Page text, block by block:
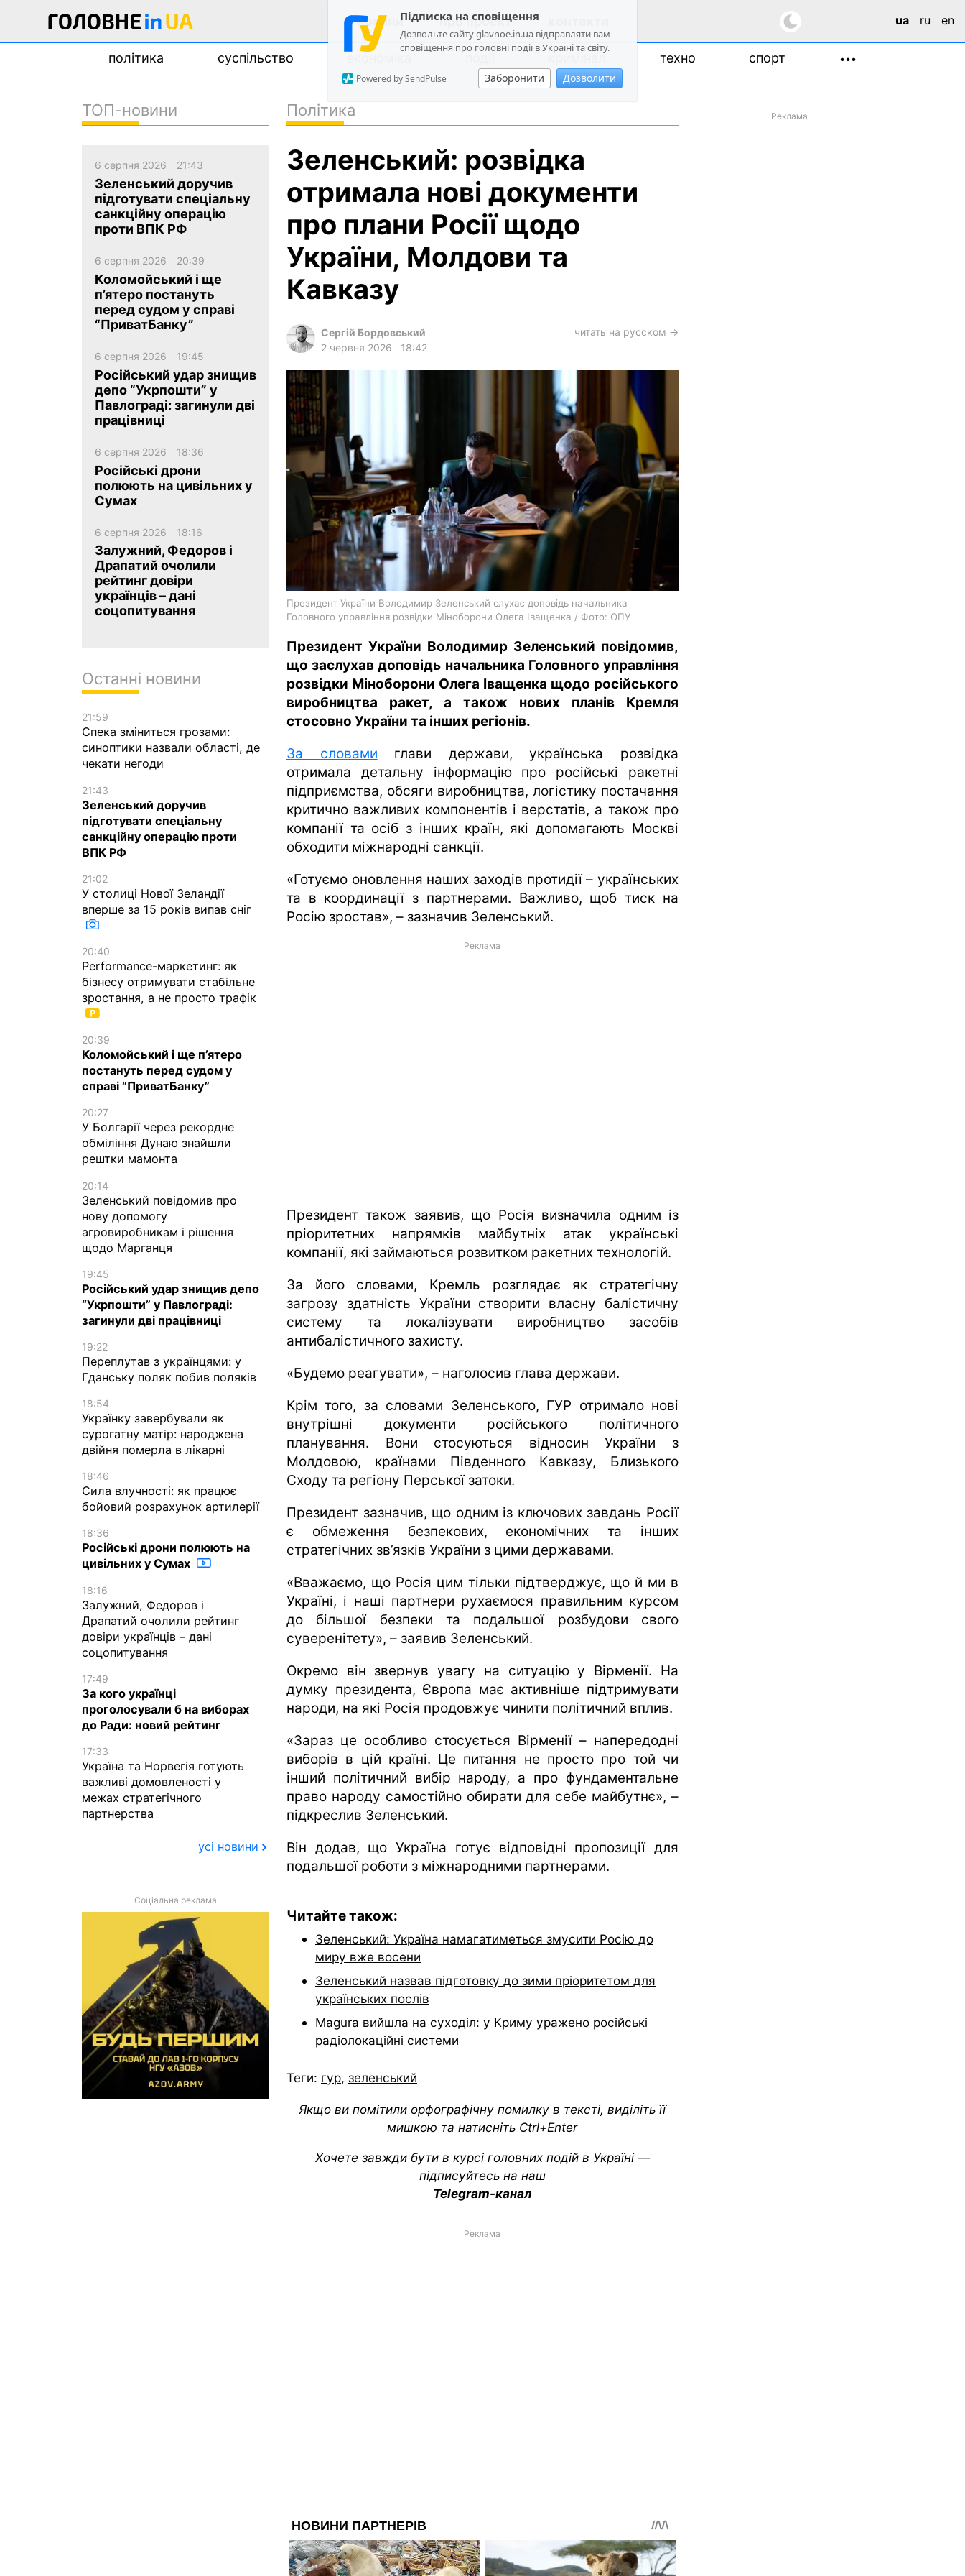
Підписка на сповіщення
Дозвольте сайту glavnoe.in.ua відправляти вам
сповіщення про головні події в Україні та світу.
Заборонити Дозволити
Powered by SendPulse
новини про проєкт ua ru en
політика суспільство кримінал техно спорт •••
політика
суспільство
події
кримінал
техно
en
Політика
Зеленський: розвідка
отримала нові документи
про плани Росії щодо
України, Молдови та
Кавказу
Сергій Бордовський
2 червня 2026
18:42
читать на русском →
Президент України Володимир Зеленський слухає доповідь начальника
Головного управління розвідки Міноборони Олега Іващенка / Фото: ОПУ
Президент України Володимир Зеленський повідомив,
що заслухав доповідь начальника Головного управління
розвідки Міноборони Олега Іващенка щодо російського
виробництва ракет, а також нових планів Кремля
стосовно України та інших регіонів.
За словами глави держави, українська розвідка
отримала детальну інформацію про російські ракетні
підприємства, обсяги виробництва, логістику постачання
критично важливих компонентів і верстатів, а також про
компанії та осіб з інших країн, які допомагають Москві
обходити міжнародні санкції.
«Готуємо оновлення наших заходів протидії – українських
та в координації з партнерами. Важливо, щоб тиск на
Росію зростав», – зазначив Зеленський.
Реклама
Президент також заявив, що Росія визначила одним із
пріоритетних напрямків майбутніх атак українські
компанії, які займаються розвитком ракетних технологій.
За його словами, Кремль розглядає як стратегічну
загрозу здатність України створити власну балістичну
систему та локалізувати виробництво засобів
антибалістичного захисту.
«Будемо реагувати», – наголосив глава держави.
Крім того, за словами Зеленського, ГУР отримало нові
внутрішні документи російського політичного
планування. Вони стосуються відносин України з
Молдовою, країнами Південного Кавказу, Близького
Сходу та регіону Перської затоки.
Президент зазначив, що одним із ключових завдань Росії
є обмеження безпекових, економічних та інших
стратегічних зв’язків України з цими державами.
«Вважаємо, що Росія цим тільки підтверджує, що й ми в
Україні, і наші партнери рухаємося правильним курсом
до більшої безпеки та подальшої розбудови свого
суверенітету», – заявив Зеленський.
Окремо він звернув увагу на ситуацію у Вірменії. На
думку президента, Європа має активніше підтримувати
народи, на які Росія продовжує чинити політичний вплив.
«Зараз це особливо стосується Вірменії – напередодні
виборів в цій країні. Це питання не просто про той чи
інший політичний вибір народу, а про фундаментальне
право народу самостійно обирати для себе майбутнє», –
підкреслив Зеленський.
Він додав, що Україна готує відповідні пропозиції для
подальшої роботи з міжнародними партнерами.
Читайте також:
Зеленський: Україна намагатиметься змусити Росію до
миру вже восени
Зеленський назвав підготовку до зими пріоритетом для
українських послів
Magura вийшла на суходіл: у Криму уражено російські
радіолокаційні системи
Теги: гур, зеленський
Якщо ви помітили орфографічну помилку в тексті, виділіть її
мишкою та натисніть Ctrl+Enter
Хочете завжди бути в курсі головних подій в Україні —
підписуйтесь на наш
Telegram-канал
Реклама
Реклама
ТОП-новини
6 серпня 2026 21:43
Зеленський доручив
підготувати спеціальну
санкційну операцію
проти ВПК РФ
6 серпня 2026 20:39
Коломойський і ще
п’ятеро постануть
перед судом у справі
“ПриватБанку”
6 серпня 2026 19:45
Російський удар знищив
депо “Укрпошти” у
Павлограді: загинули дві
працівниці
6 серпня 2026 18:36
Російські дрони
полюють на цивільних у
Сумах
6 серпня 2026 18:16
Залужний, Федоров і
Драпатий очолили
рейтинг довіри
українців – дані
соцопитування
Останні новини
21:59
Спека зміниться грозами:
синоптики назвали області, де
чекати негоди
21:43
Зеленський доручив
підготувати спеціальну
санкційну операцію проти
ВПК РФ
21:02
У столиці Нової Зеландії
вперше за 15 років випав сніг
20:40
Performance-маркетинг: як
бізнесу отримувати стабільне
зростання, а не просто трафік
20:39
Коломойський і ще п’ятеро
постануть перед судом у
справі “ПриватБанку”
20:27
У Болгарії через рекордне
обміління Дунаю знайшли
рештки мамонта
20:14
Зеленський повідомив про
нову допомогу
агровиробникам і рішення
щодо Марганця
19:45
Російський удар знищив депо
“Укрпошти” у Павлограді:
загинули дві працівниці
19:22
Переплутав з українцями: у
Гданську поляк побив поляків
18:54
Українку завербували як
сурогатну матір: народжена
двійня померла в лікарні
18:46
Сила влучності: як працює
бойовий розрахунок артилерії
18:36
Російські дрони полюють на
цивільних у Сумах
18:16
Залужний, Федоров і
Драпатий очолили рейтинг
довіри українців – дані
соцопитування
17:49
За кого українці
проголосували б на виборах
до Ради: новий рейтинг
17:33
Україна та Норвегія готують
важливі домовленості у
межах стратегічного
партнерства
усі новини
Соціальна реклама